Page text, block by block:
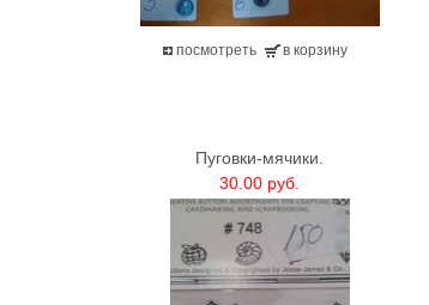
посмотреть в корзину
Пуговки-мячики.
30.00 руб.